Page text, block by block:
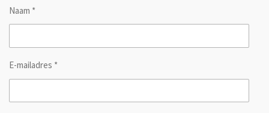
Naam *
E-mailadres *